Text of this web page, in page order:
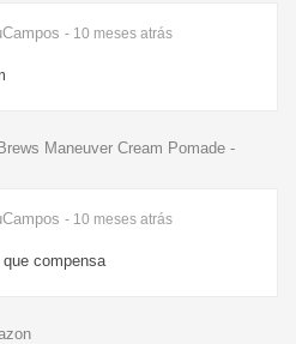
- 10 meses atrás
Maneuver Cream Pomade -
- 10 meses atrás
compensa